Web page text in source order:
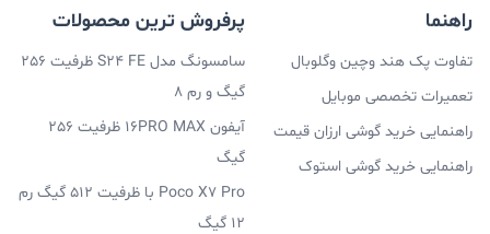
راهنما
تفاوت پک هند وچین وگلوبال
تعمیرات تخصصی موبایل
راهنمایی خرید گوشی ارزان قیمت
راهنمایی خرید گوشی استوک
پرفروش ترین محصولات
سامسونگ مدل S24 FE ظرفیت 256
گیگ و رم 8
آیفون 16PRO MAX ظرفیت 256
گیگ
Poco X7 Pro با ظرفیت 512 گیگ رم
12 گیگ